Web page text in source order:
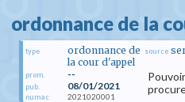
ordonnance de la
type
ordonnance de
la cour d'appel
prom. --
pub. 08/01/2021
numac 2021020001
source